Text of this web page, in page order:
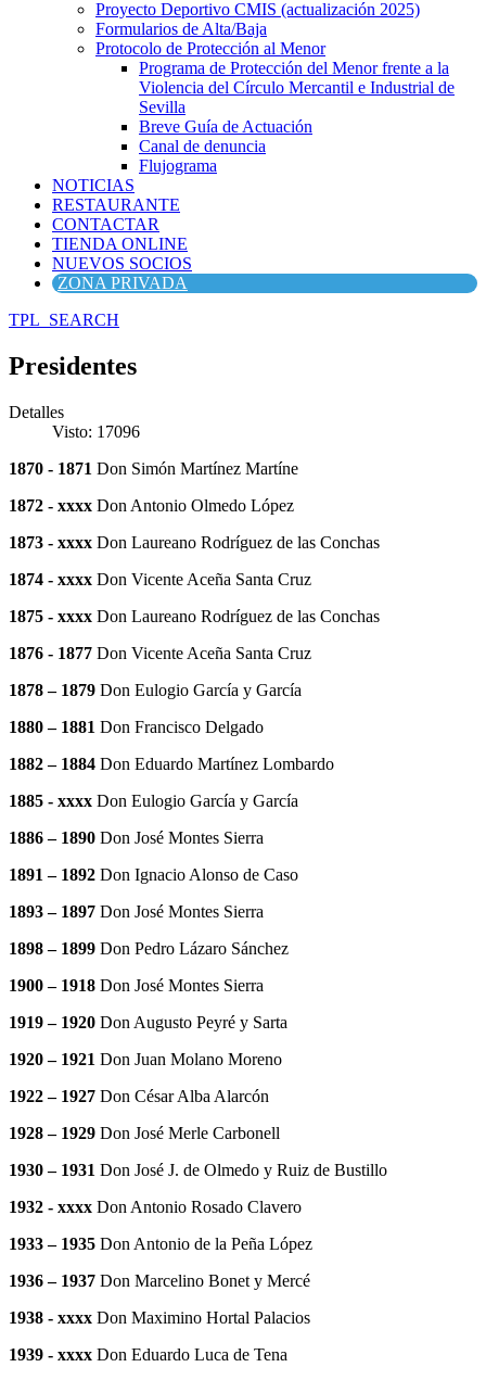
Proyecto Deportivo CMIS (actualización 2025)
Formularios de Alta/Baja
Protocolo de Protección al Menor
Programa de Protección del Menor frente a la
Violencia del Círculo Mercantil e Industrial de
Sevilla
Breve Guía de Actuación
Canal de denuncia
Flujograma
NOTICIAS
RESTAURANTE
CONTACTAR
TIENDA ONLINE
NUEVOS SOCIOS
ZONA PRIVADA
TPL_SEARCH
Presidentes
Detalles
Visto: 17096
1870 - 1871 Don Simón Martínez Martíne
1872 - xxxx Don Antonio Olmedo López
1873 - xxxx Don Laureano Rodríguez de las Conchas
1874 - xxxx Don Vicente Aceña Santa Cruz
1875 - xxxx Don Laureano Rodríguez de las Conchas
1876 - 1877 Don Vicente Aceña Santa Cruz
1878 – 1879 Don Eulogio García y García
1880 – 1881 Don Francisco Delgado
1882 – 1884 Don Eduardo Martínez Lombardo
1885 - xxxx Don Eulogio García y García
1886 – 1890 Don José Montes Sierra
1891 – 1892 Don Ignacio Alonso de Caso
1893 – 1897 Don José Montes Sierra
1898 – 1899 Don Pedro Lázaro Sánchez
1900 – 1918 Don José Montes Sierra
1919 – 1920 Don Augusto Peyré y Sarta
1920 – 1921 Don Juan Molano Moreno
1922 – 1927 Don César Alba Alarcón
1928 – 1929 Don José Merle Carbonell
1930 – 1931 Don José J. de Olmedo y Ruiz de Bustillo
1932 - xxxx Don Antonio Rosado Clavero
1933 – 1935 Don Antonio de la Peña López
1936 – 1937 Don Marcelino Bonet y Mercé
1938 - xxxx Don Maximino Hortal Palacios
1939 - xxxx Don Eduardo Luca de Tena